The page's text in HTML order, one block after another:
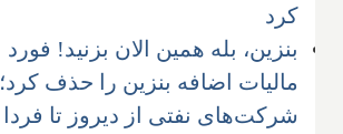
کرد
بنزین، بله همین الان بزنید! فورد
مالیات اضافه بنزین را حذف کرد؛